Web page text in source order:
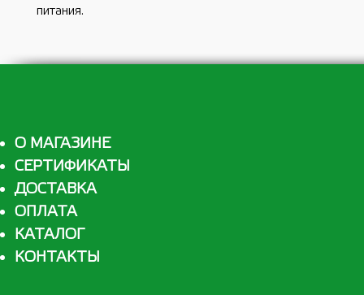
питания.
О МАГАЗИНЕ
СЕРТИФИКАТЫ
ДОСТАВКА
ОПЛАТА
КАТАЛОГ
КОНТАКТЫ